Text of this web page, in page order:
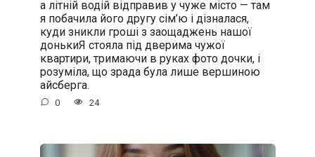
а літній водій відправив у чуже місто — там
я побачила його другу сім’ю і дізналася,
куди зникли гроші з заощаджень нашої
донькиЯ стояла під дверима чужої
квартири, тримаючи в руках фото дочки, і
розуміла, що зрада була лише вершиною
айсберга.
0 24